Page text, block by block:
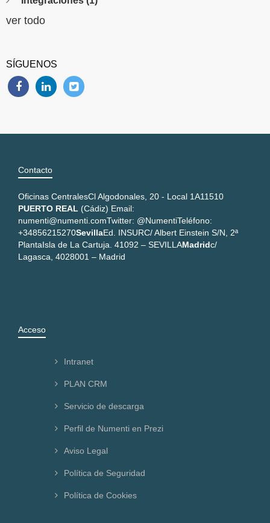
ver todo
SÍGUENOS
Contacto
Oficinas CentralesCl Algodonales, 20 - Local 1A11510
PUERTO REAL (Cádiz) Email:
numenti@numenti.comTwitter: @NumentiTeléfono:
+34856215270SevillaEd. INSURC/ Albert Einstein S/N, 2ª
PlantaIsla de La Cartuja. 41092 – SEVILLAMadridc/
Lagasca, 4028001 – Madrid
Acceso
Intranet
PLAN CRM
Servicio de descarga
Perfil de Numenti en Prezi
Aviso Legal
Política de Seguridad
Política de Cookies